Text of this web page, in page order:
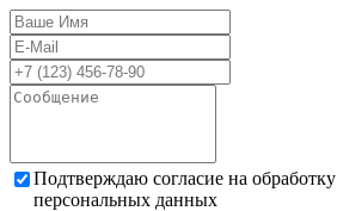
Подтверждаю согласие на обработку
персональных данных